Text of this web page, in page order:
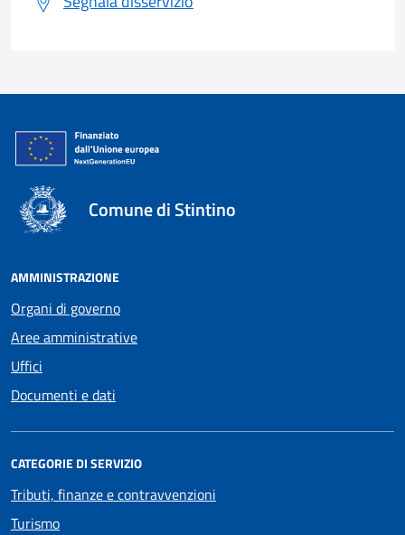
Comune di Stintino
AMMINISTRAZIONE
Organi di governo
Aree amministrative
Uffici
Documenti e dati
CATEGORIE DI SERVIZIO
Tributi, finanze e contravvenzioni
Turismo